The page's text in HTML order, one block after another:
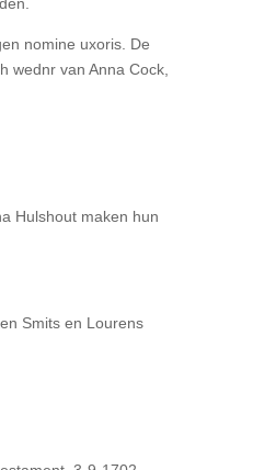
nomine uxoris. De
wednr van Anna Cock,
Hulshout maken hun
Smits en Lourens